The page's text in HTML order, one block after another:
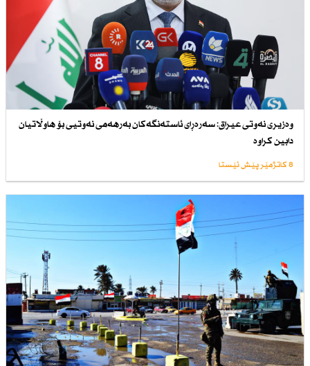
وەزیری نەوتی عیراق: سەرەڕای ئاستەنگەكان بەرهەمی نەوتیی بۆ هاوڵاتیان
دابین كراوە
8 کاتژمێر پێش ئێستا